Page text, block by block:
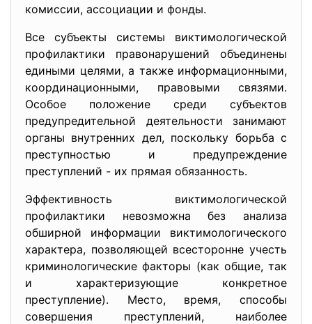
комиссии, ассоциации и фонды.
Все субъекты системы виктимологической
профилактики правонарушений объединены
едиными целями, а также информационными,
координационными, правовыми связями.
Особое положение среди субъектов
предупредительной деятельности занимают
органы внутренних дел, поскольку борьба с
преступностью и предупреждение
преступлений - их прямая обязанность.
Эффективность виктимологической
профилактики невозможна без анализа
обширной информации виктимологического
характера, позволяющей всесторонне учесть
криминологические факторы (как общие, так
и характеризующие конкретное
преступление). Место, время, способы
совершения преступлений, наиболее